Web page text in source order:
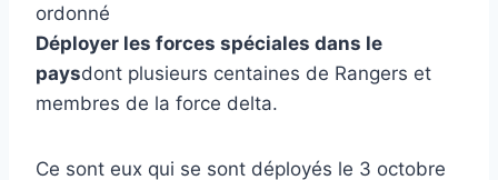
ordonné
Déployer les forces spéciales dans le
paysdont plusieurs centaines de Rangers et
membres de la force delta.
Ce sont eux qui se sont déployés le 3 octobre